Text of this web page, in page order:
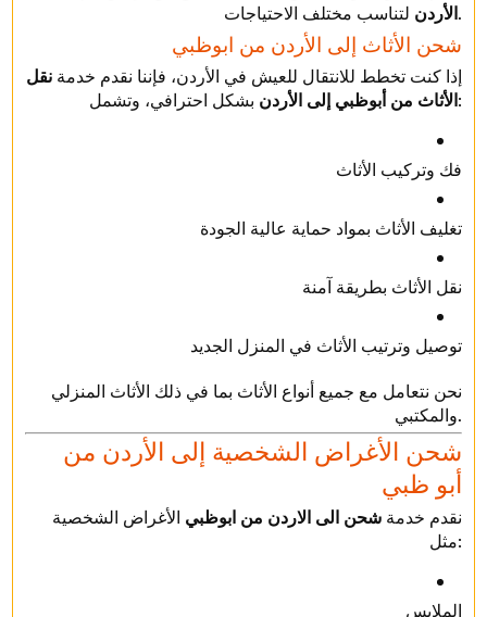
الأردنلتناسب مختلف الاحتياجات.
شحن الأثاث إلى الأردن من ابوظبي
إذا كنت تخطط للانتقال للعيش في الأردن، فإننا نقدم خدمة نقل
الأثاث من أبوظبي إلى الأردنبشكل احترافي، وتشمل:
فك وتركيب الأثاث
تغليف الأثاث بمواد حماية عالية الجودة
نقل الأثاث بطريقة آمنة
توصيل وترتيب الأثاث في المنزل الجديد
نحن نتعامل مع جميع أنواع الأثاث بما في ذلك الأثاث المنزلي
والمكتبي.
أبو ظبي
نقدم خدمة شحن الى الاردن من ابوظبي الأغراض الشخصية
مثل:
الملابس